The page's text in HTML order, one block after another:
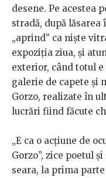
desene. Pe acestea
stradă, după
„aprind” ca niște
expoziția ziua, și
exterior, când totul e
galerie de capete și
Gorzo, realizate în
lucrări fiind făcute
„E ca o acțiune de
Gorzo”, zice poetul
seara, la prima